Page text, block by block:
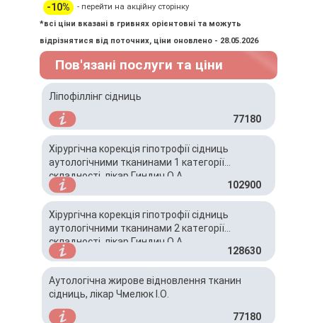
-10%
- перейти на акційну сторінку
*всі ціни вказані в гривнях орієнтовні та можуть
відрізнятися від поточних, ціни оновлено - 28.05.2026
Пов'язані послуги та ціни
Ліпофіллінг сідниць
77180
Хірургічна корекція гіпотрофії сідниць
аутологічними тканинами 1 категорії
складності, лікар Гиндич О.А.
102900
Хірургічна корекція гіпотрофії сідниць
аутологічними тканинами 2 категорії
складності, лікар Гиндич О.А.
128630
Аутологічна жирове відновлення тканин
сідниць, лікар Чмелюк І.О.
77180